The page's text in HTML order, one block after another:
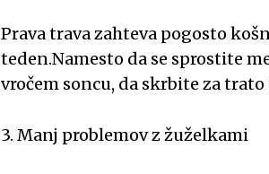
Prava trava zahteva pogosto
teden.Namesto da se sprostite
vročem soncu, da skrbite za
3. Manj problemov z žuželkami